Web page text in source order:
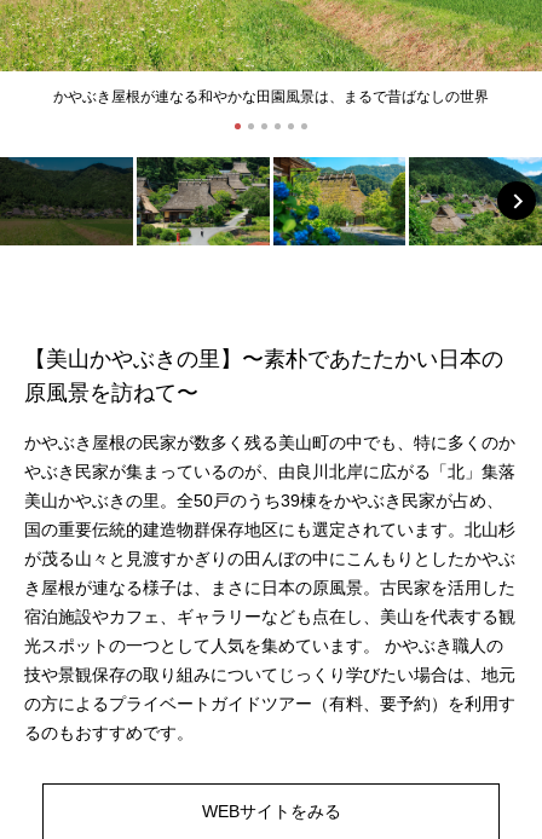
かやぶき屋根が連なる和やかな田園風景は、まるで昔ばなしの世界
【美山かやぶきの⾥】〜素朴であたたかい日本の
原風景を訪ねて〜
かやぶき屋根の民家が数多く残る美山町の中でも、特に多くのか
やぶき民家が集まっているのが、由良川北岸に広がる「北」集落
美山かやぶきの里。全50戸のうち39棟をかやぶき民家が占め、
国の重要伝統的建造物群保存地区にも選定されています。北山杉
が茂る山々と見渡すかぎりの田んぼの中にこんもりとしたかやぶ
き屋根が連なる様子は、まさに日本の原風景。古民家を活用した
宿泊施設やカフェ、ギャラリーなども点在し、美山を代表する観
光スポットの一つとして人気を集めています。 かやぶき職人の
技や景観保存の取り組みについてじっくり学びたい場合は、地元
の方によるプライベートガイドツアー（有料、要予約）を利用す
るのもおすすめです。
WEBサイトをみる